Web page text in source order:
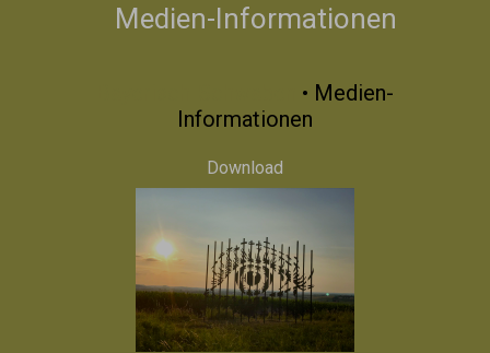
Medien-Informationen
• Medien-
Informationen
Download